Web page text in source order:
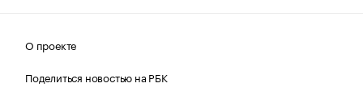
О проекте
Поделиться новостью на РБК